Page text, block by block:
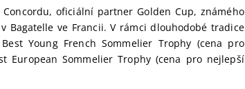
oficiální partner Golden Cup, známého
Bagatelle ve Francii. V rámci dlouhodobé tradice
Young French Sommelier Trophy (cena pro
European Sommelier Trophy (cena pro nejlepší